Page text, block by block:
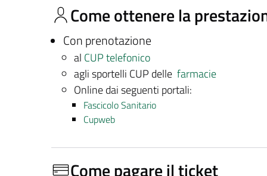
Come ottenere la
Con prenotazione
al CUP telefonico
agli sportelli CUP delle farmacie
Online dai seguenti portali:
Fascicolo Sanitario
Cupweb
Come pagare il ticket